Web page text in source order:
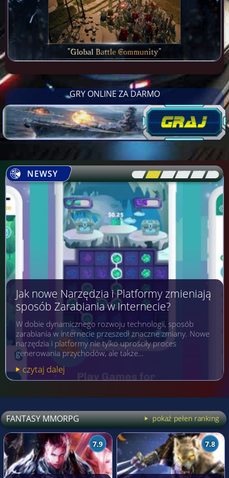
GRY ONLINE ZA DARMO
NEWSY [\ \\ \\ \\ \\ \]
Jak nowe Narzędzia i Platformy zmieniają
sposób Zarabiania w Internecie?
W dobie dynamicznego rozwoju technologii, sposób
zarabiania w internecie przeszedł znaczne zmiany. Nowe
narzędzia i platformy nie tylko uprościły proces
generowania przychodów, ale także…
czytaj dalej
FANTASY MMORPG pokaż pełen ranking
7.9 7.8